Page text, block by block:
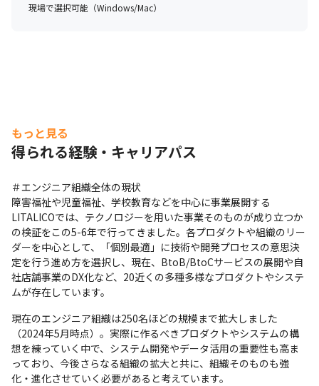
現場で選択可能（Windows/Mac）
もっと見る
得られる経験・キャリアパス
＃エンジニア組織全体の現状
障害福祉や児童福祉、学校教育などを中心に事業展開する
LITALICOでは、テクノロジーを用いた事業そのものが成り立つか
の検証をこの5-6年で行ってきました。各プロダクトや組織のリー
ダーを中心として、「個別最適」に技術や開発プロセスの意思決
定を行う進め方を選択し、現在、BtoB/BtoCサービスの展開や自
社店舗事業のDX化など、20近くの多種多様なプロダクトやシステ
ムが存在しています。
現在のエンジニア組織は250名ほどの規模まで拡大しました
（2024年5月時点）。実際に作るべきプロダクトやシステムの構
想を練っていく中で、システム開発やデータ活用の重要性も高ま
っており、今後さらなる組織の拡大と共に、組織そのものも強
化・進化させていく必要があると考えています。